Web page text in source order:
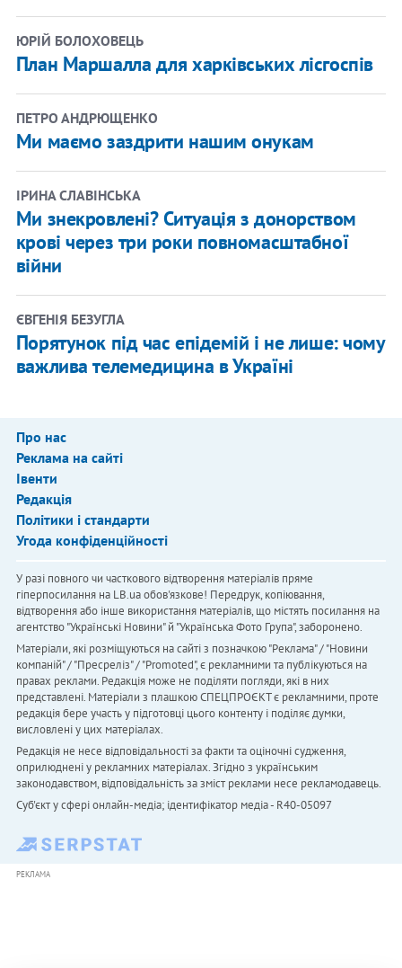
ЮРІЙ БОЛОХОВЕЦЬ
План Маршалла для харківських лісгоспів
ПЕТРО АНДРЮЩЕНКО
Ми маємо заздрити нашим онукам
ІРИНА СЛАВІНСЬКА
Ми знекровлені? Ситуація з донорством
крові через три роки повномасштабної
війни
ЄВГЕНІЯ БЕЗУГЛА
Порятунок під час епідемій і не лише: чому
важлива телемедицина в Україні
Про нас
Реклама на сайті
Івенти
Редакція
Політики і стандарти
Угода конфіденційності
У разі повного чи часткового відтворення матеріалів пряме
гіперпосилання на LB.ua обов'язкове! Передрук, копіювання,
відтворення або інше використання матеріалів, що містять посилання на
агентство "Українськi Новини" й "Українська Фото Група", заборонено.
Матеріали, які розміщуються на сайті з позначкою "Реклама" / "Новини
компаній" / "Пресреліз" / "Promoted", є рекламними та публікуються на
правах реклами. Редакція може не поділяти погляди, які в них
представлені. Матеріали з плашкою СПЕЦПРОЄКТ є рекламними, проте
редакція бере участь у підготовці цього контенту і поділяє думки,
висловлені у цих матеріалах.
Редакція не несе відповідальності за факти та оціночні судження,
оприлюднені у рекламних матеріалах. Згідно з українським
законодавством, відповідальність за зміст реклами несе рекламодавець.
Cуб'єкт у сфері онлайн-медіа; ідентифікатор медіа - R40-05097
РЕКЛАМА